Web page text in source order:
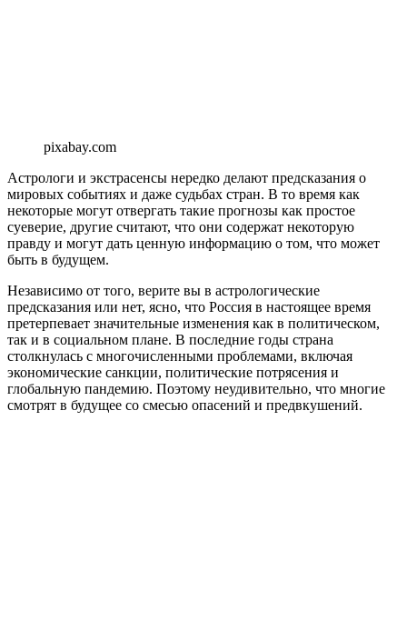
pixabay.com
Астрологи и экстрасенсы нередко делают предсказания о
мировых событиях и даже судьбах стран. В то время как
некоторые могут отвергать такие прогнозы как простое
суеверие, другие считают, что они содержат некоторую
правду и могут дать ценную информацию о том, что может
быть в будущем.
Независимо от того, верите вы в астрологические
предсказания или нет, ясно, что Россия в настоящее время
претерпевает значительные изменения как в политическом,
так и в социальном плане. В последние годы страна
столкнулась с многочисленными проблемами, включая
экономические санкции, политические потрясения и
глобальную пандемию. Поэтому неудивительно, что многие
смотрят в будущее со смесью опасений и предвкушений.